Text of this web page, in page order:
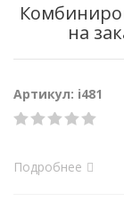
на
Артикул: i481
Подробнее